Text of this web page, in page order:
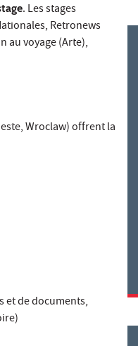
. Les stages
Retronews
au voyage (Arte),
Wroclaw) offrent la
de documents,